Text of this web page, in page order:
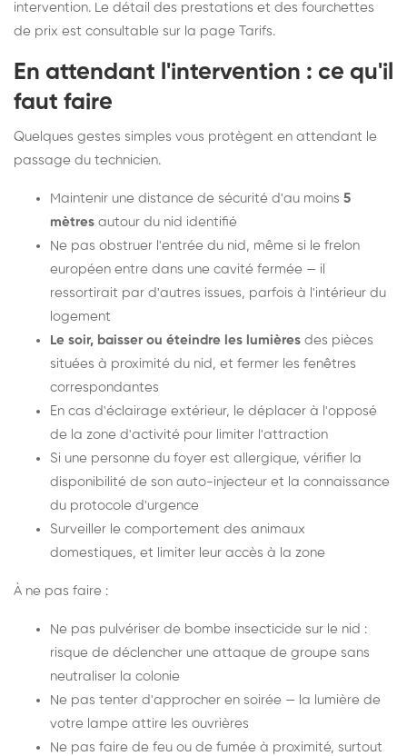
intervention. Le détail des prestations et des fourchettes
de prix est consultable sur la page Tarifs.
En attendant l'intervention : ce qu'il
faut faire
Quelques gestes simples vous protègent en attendant le
passage du technicien.
Maintenir une distance de sécurité d'au moins 5
mètres autour du nid identifié
Ne pas obstruer l'entrée du nid, même si le frelon
européen entre dans une cavité fermée — il
ressortirait par d'autres issues, parfois à l'intérieur du
logement
Le soir, baisser ou éteindre les lumières des pièces
situées à proximité du nid, et fermer les fenêtres
correspondantes
En cas d'éclairage extérieur, le déplacer à l'opposé
de la zone d'activité pour limiter l'attraction
Si une personne du foyer est allergique, vérifier la
disponibilité de son auto-injecteur et la connaissance
du protocole d'urgence
Surveiller le comportement des animaux
domestiques, et limiter leur accès à la zone
À ne pas faire :
Ne pas pulvériser de bombe insecticide sur le nid :
risque de déclencher une attaque de groupe sans
neutraliser la colonie
Ne pas tenter d'approcher en soirée — la lumière de
votre lampe attire les ouvrières
Ne pas faire de feu ou de fumée à proximité, surtout